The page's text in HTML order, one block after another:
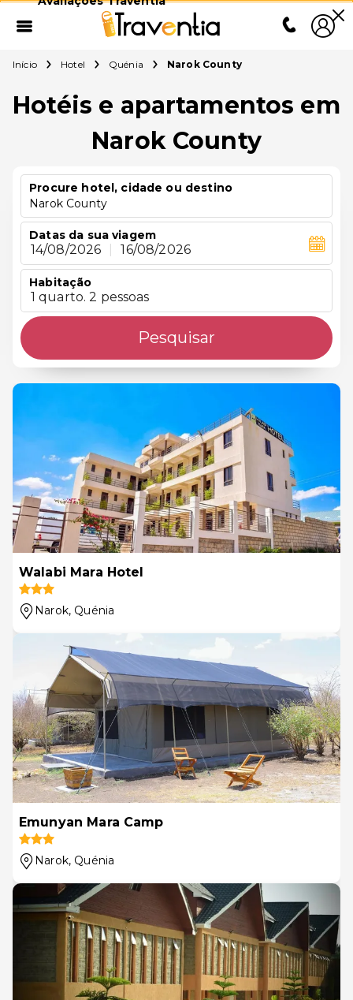
Início Hotel Quénia Narok County
Hotéis e apartamentos em
Narok County
Procure hotel, cidade ou destino
Narok County
Datas da sua viagem
14/08/2026 16/08/2026
Habitação
1 quarto. 2 pessoas
Pesquisar
Walabi Mara Hotel
Narok, Quénia
Emunyan Mara Camp
Narok, Quénia